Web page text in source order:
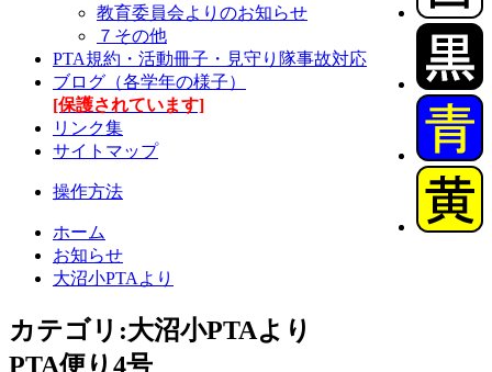
教育委員会よりのお知らせ
７その他
PTA規約・活動冊子・見守り隊事故対応
ブログ（各学年の様子）
[保護されています]
リンク集
サイトマップ
操作方法
ホーム
お知らせ
大沼小PTAより
カテゴリ:大沼小PTAより
PTA便り4号